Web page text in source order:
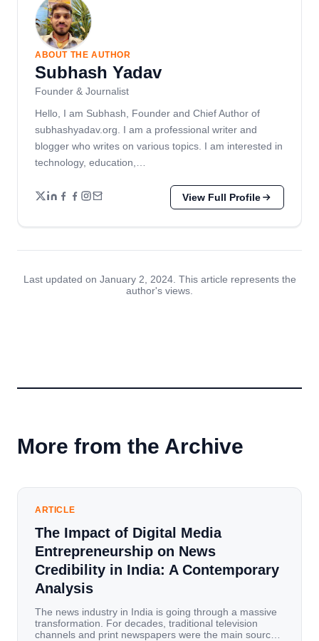
ABOUT THE AUTHOR
Subhash Yadav
Founder & Journalist
Hello, I am Subhash, Founder and Chief Author of
subhashyadav.org. I am a professional writer and
blogger who writes on various topics. I am interested in
technology, education,…
View Full Profile
Last updated on January 2, 2024. This article represents the
author's views.
More from the Archive
ARTICLE
The Impact of Digital Media
Entrepreneurship on News
Credibility in India: A Contemporary
Analysis
The news industry in India is going through a massive
transformation. For decades, traditional television
channels and print newspapers were the main sources